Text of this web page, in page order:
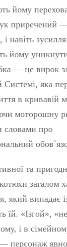
йому
приречений —
і навіть
йому уникнути
— це вирок
Системі, яка
в кривавій
моторошну
словами про
та
загалом
який випадає
їй. «Ізгой»,
і в
персонаж явно